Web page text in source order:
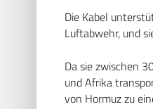
Die Kabel
Luftabwehr, und
Da sie zwischen
und Afrika
von Hormuz zu